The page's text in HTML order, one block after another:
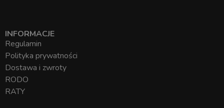
INFORMACJE
Regulamin
Polityka prywatności
Dostawa i zwroty
RODO
RATY